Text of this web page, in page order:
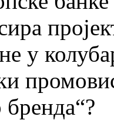
у
бренда“?